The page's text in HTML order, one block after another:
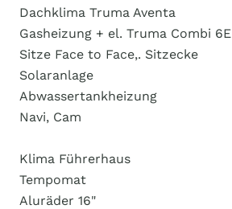
Dachklima Truma Aventa
Gasheizung + el. Truma Combi 6E
Sitze Face to Face,. Sitzecke
Solaranlage
Abwassertankheizung
Navi, Cam
Klima Führerhaus
Tempomat
Aluräder 16"